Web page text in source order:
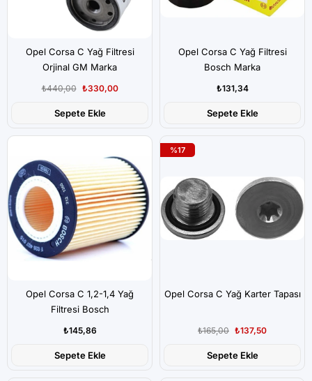
Opel Corsa C Yağ Filtresi
Orjinal GM Marka
₺330,00
₺440,00
Sepete Ekle
Opel Corsa C Yağ Filtresi
Bosch Marka
₺131,34
Sepete Ekle
Opel Corsa C 1,2-1,4 Yağ
Filtresi Bosch
₺145,86
Sepete Ekle
Opel Corsa C Yağ Karter Tapası
₺137,50
₺165,00
Sepete Ekle
%17